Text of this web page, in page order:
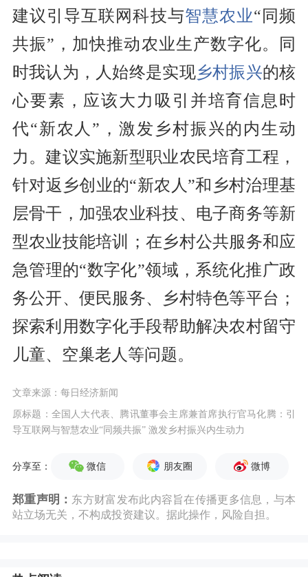
建议引导互联网科技与智慧农业“同频
共振”，加快推动农业生产数字化。同
时我认为，人始终是实现乡村振兴的核
心要素，应该大力吸引并培育信息时
代“新农人”，激发乡村振兴的内生动
力。建议实施新型职业农民培育工程，
针对返乡创业的“新农人”和乡村治理基
层骨干，加强农业科技、电子商务等新
型农业技能培训；在乡村公共服务和应
急管理的“数字化”领域，系统化推广政
务公开、便民服务、乡村特色等平台；
探索利用数字化手段帮助解决农村留守
儿童、空巢老人等问题。
文章来源：每日经济新闻
原标题：全国人大代表、腾讯董事会主席兼首席执行官马化腾：引
导互联网与智慧农业“同频共振” 激发乡村振兴内生动力
分享至： 微信 朋友圈 微博
郑重声明： 东方财富发布此内容旨在传播更多信息，与本
站立场无关，不构成投资建议。据此操作，风险自担。